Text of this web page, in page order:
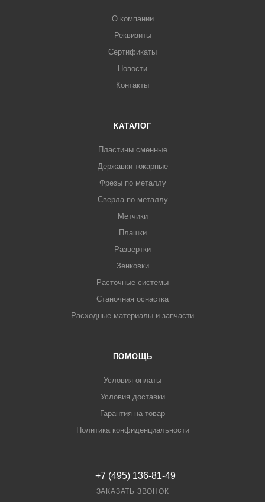
О компании
Реквизиты
Сертификаты
Новости
Контакты
КАТАЛОГ
Пластины сменные
Державки токарные
Фрезы по металлу
Сверла по металлу
Метчики
Плашки
Развертки
Зенковки
Расточные системы
Станочная оснастка
Расходные материалы и запчасти
ПОМОЩЬ
Условия оплаты
Условия доставки
Гарантия на товар
Политика конфиденциальности
+7 (495) 136-81-49
ЗАКАЗАТЬ ЗВОНОК